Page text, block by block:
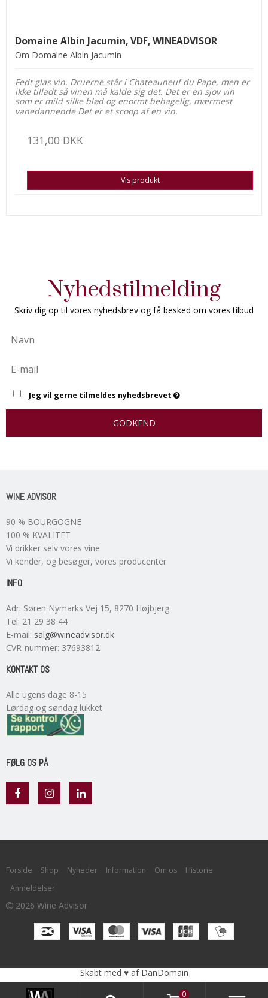
Domaine Albin Jacumin, VDF, WINEADVISOR
Om Domaine Albin Jacumin
Fedt glas vin. Druerne står i Chateauneuf du Pape, men er
ikke tilladt så vinen må kalde sig det. Det er en sjov vin
som er mild silke blød og enormt behagelig, mærmest
vanedannende Det er et scoop af en vin.
131,00 DKK
Vis produkt
Nyhedstilmelding
Skriv dig op til vores nyhedsbrev og få besked om vores tilbud
Jeg vil gerne tilmeldes nyhedsbrevet
GODKEND
0
WINE ADVISOR
90 % BOURGOGNE
100 % KVALITET
Vi drikker selv vores vine
Vi kender, og besøger, vores producenter
INFO
Adr: Søren Nymarks Vej 15, 8270 Højbjerg
Tel: 21 29 38 44
E-mail: salg@wineadvisor.dk
CVR-nummer: 37693812
KONTAKT OS
Alle ugens dage 8-15
Lørdag og søndag lukket
FØLG OS PÅ
Forside Shop Nyheder Information Om os
Historie
Anmeldelser
2026 Wine Advisor
Skabt med ♥ af DanDomain